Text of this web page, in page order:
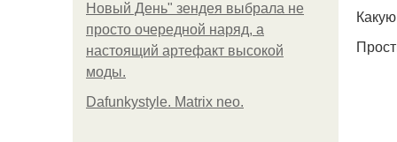
Новый День" зендея выбрала не
просто очередной наряд, а
настоящий артефакт высокой
моды.
Dafunkystyle. Matrix neo.